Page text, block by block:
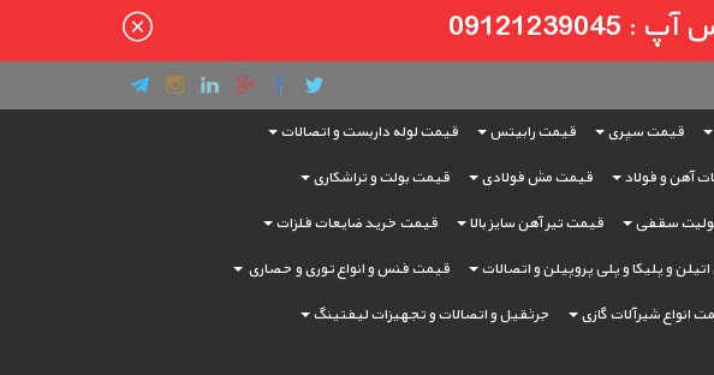
قیمت سپری قیمت رابیتس قیمت لوله داربست و اتصالات
آهن و فولاد قیمت مش فولادی قیمت بولت و تراشکاری
سقفی قیمت تیر آهن سایز بالا قیمت خرید ضایعات فلزات
و پلیکا و پلی پروپیلن و اتصالات قیمت فنس و انواع توری و حصاری
انواع شیرآلات گازی جرثقیل و اتصالات و تجهیزات لیفتینگ